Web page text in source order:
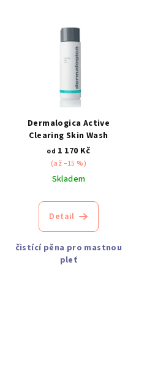
Dermalogica Active
Clearing Skin Wash
od 1 170 Kč
(až –15 %)
Skladem
Detail
čistící pěna pro mastnou
pleť